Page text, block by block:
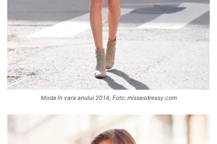
Moda în vara anului 2014, Foto: missesdressy.com